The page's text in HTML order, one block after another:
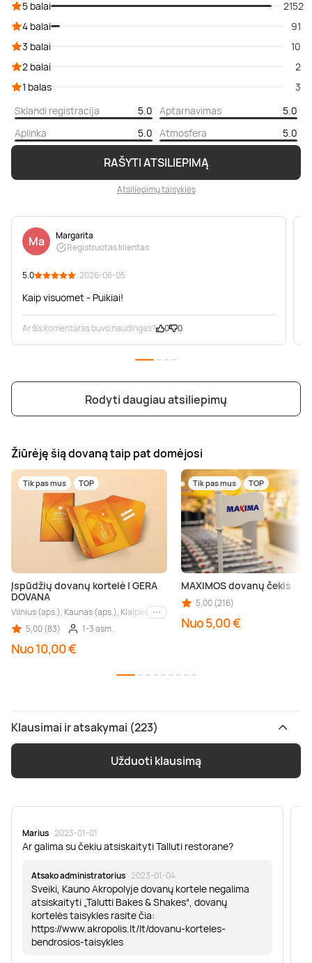
RAŠYTI ATSILIEPIMĄ
Atsiliepimų taisyklės
5 balai
2152
4 balai
91
3 balai
10
2 balai
2
1 balas
3
Sklandi registracija
5.0 Aptarnavimas
5.0
Aplinka
5.0 Atmosfera 5.0
Ma
Margarita
Registruotas klientas
5.0 · 2026-06-05
Kaip visuomet - Puikiai!
Ar šis komentaras buvo naudingas? 0 0
Rodyti daugiau atsiliepimų
Žiūrėję šią dovaną taip pat domėjosi
Tik pas mus TOP
Įspūdžių dovanų kortelė | GERA
DOVANA
Vilnius (aps.), Kaunas (aps.), Klaipėda (aps.), Palanga (aps.), Nida (aps.),
Kiti miestai
5,00 (83)
1-3 asm.
Nuo 10,00 €
Tik pas mus TOP
MAXIMOS dovanų čekis
5,00 (216)
Nuo 5,00 €
Klausimai ir atsakymai (223)
Užduoti klausimą
Marius · 2023-01-01
Ar galima su čekiu atsiskaityti Talluti restorane?
Atsako administratorius · 2023-01-04
Sveiki, Kauno Akropolyje dovanų kortele negalima
atsiskaityti „Talutti Bakes & Shakes“, dovanų
kortelės taisykles rasite čia:
https://www.akropolis.lt/lt/dovanu-korteles-
bendrosios-taisykles